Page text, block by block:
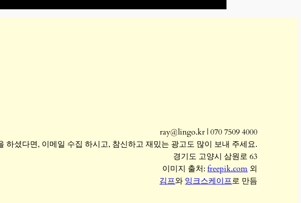
ray@lingo.kr | 070 7509 4000
하셨다면, 이메일 수집 하시고, 참신하고 재밌는 광고도 많이 보내 주세요.
경기도 고양시 삼원로 63
이미지 출처:freepik.com 외
김프와 잉크스케이프로 만듬